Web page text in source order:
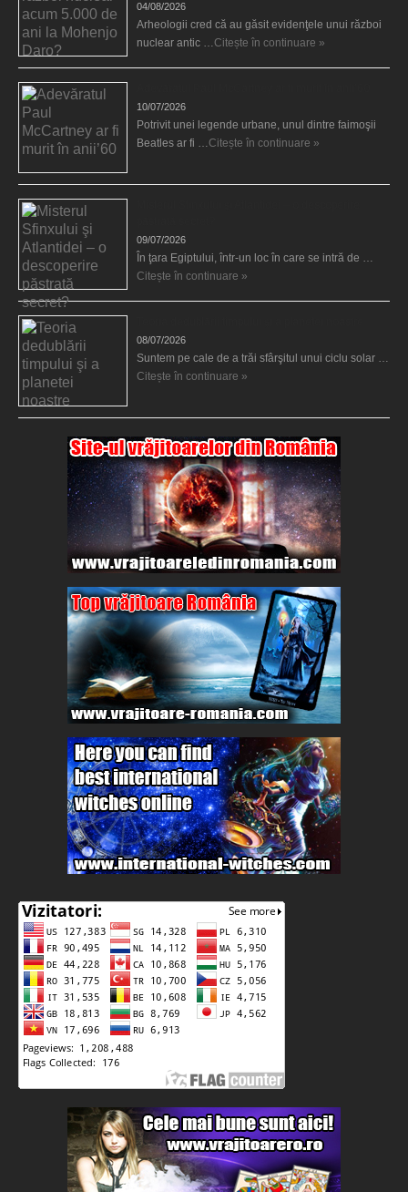
04/08/2026
Arheologii cred că au găsit evidenţele unui război
nuclear antic …Citește în continuare »
10/07/2026
Potrivit unei legende urbane, unul dintre faimoşii
Beatles ar fi …Citește în continuare »
09/07/2026
În ţara Egiptului, într-un loc în care se intră de …
Citește în continuare »
08/07/2026
Suntem pe cale de a trăi sfârşitul unui ciclu solar …
Citește în continuare »